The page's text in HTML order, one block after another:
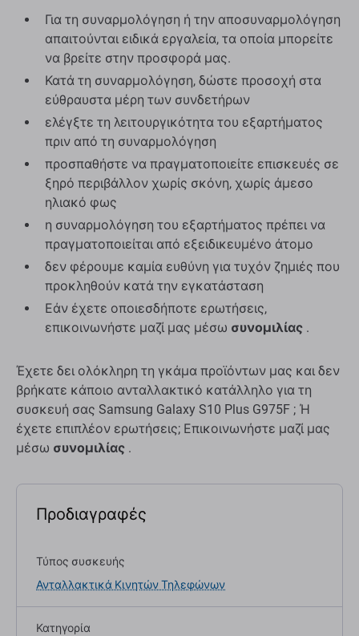
Για τη συναρμολόγηση ή την αποσυναρμολόγηση
απαιτούνται ειδικά εργαλεία, τα οποία μπορείτε
να βρείτε στην προσφορά μας.
Κατά τη συναρμολόγηση, δώστε προσοχή στα
εύθραυστα μέρη των συνδετήρων
ελέγξτε τη λειτουργικότητα του εξαρτήματος
πριν από τη συναρμολόγηση
προσπαθήστε να πραγματοποιείτε επισκευές σε
ξηρό περιβάλλον χωρίς σκόνη, χωρίς άμεσο
ηλιακό φως
η συναρμολόγηση του εξαρτήματος πρέπει να
πραγματοποιείται από εξειδικευμένο άτομο
δεν φέρουμε καμία ευθύνη για τυχόν ζημιές που
προκληθούν κατά την εγκατάσταση
Εάν έχετε οποιεσδήποτε ερωτήσεις,
επικοινωνήστε μαζί μας μέσω συνομιλίας .
Έχετε δει ολόκληρη τη γκάμα προϊόντων μας και δεν
βρήκατε κάποιο ανταλλακτικό κατάλληλο για τη
συσκευή σας Samsung Galaxy S10 Plus G975F ; Ή
έχετε επιπλέον ερωτήσεις; Επικοινωνήστε μαζί μας
μέσω συνομιλίας .
Προδιαγραφές
Τύπος συσκευής
Ανταλλακτικά Κινητών Τηλεφώνων
Κατηγορία